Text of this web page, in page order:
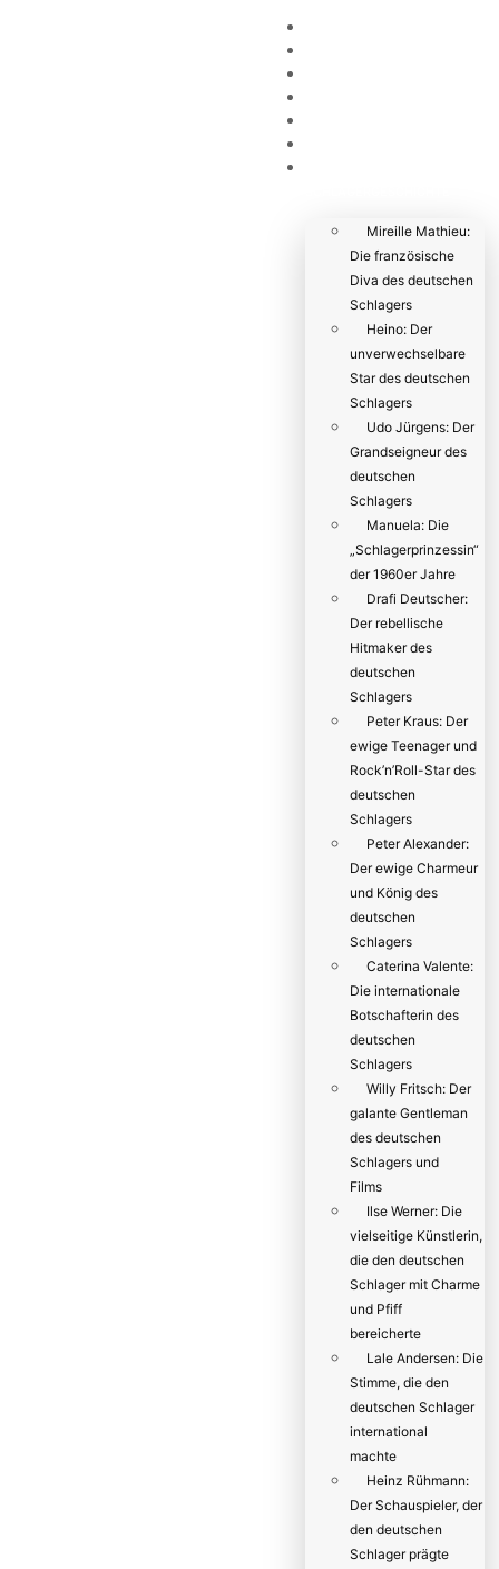
Mireille Mathieu:
Die französische
Diva des deutschen
Schlagers
Heino: Der
unverwechselbare
Star des deutschen
Schlagers
Udo Jürgens: Der
Grandseigneur des
deutschen
Schlagers
Manuela: Die
„Schlagerprinzessin“
der 1960er Jahre
Drafi Deutscher:
Der rebellische
Hitmaker des
deutschen
Schlagers
Peter Kraus: Der
ewige Teenager und
Rock’n’Roll-Star des
deutschen
Schlagers
Peter Alexander:
Der ewige Charmeur
und König des
deutschen
Schlagers
Caterina Valente:
Die internationale
Botschafterin des
deutschen
Schlagers
Willy Fritsch: Der
galante Gentleman
des deutschen
Schlagers und
Films
Ilse Werner: Die
vielseitige Künstlerin,
die den deutschen
Schlager mit Charme
und Pfiff
bereicherte
Lale Andersen: Die
Stimme, die den
deutschen Schlager
international
machte
Heinz Rühmann:
Der Schauspieler, der
den deutschen
Schlager prägte